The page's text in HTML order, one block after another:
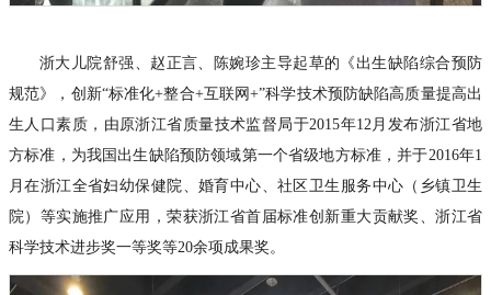
浙大儿院舒强、赵正言、陈婉珍主导起草的《出生缺陷综合预防
规范》，创新“标准化+整合+互联网+”科学技术预防缺陷高质量提高出
生人口素质，由原浙江省质量技术监督局于2015年12月发布浙江省地
方标准，为我国出生缺陷预防领域第一个省级地方标准，并于2016年1
月在浙江全省妇幼保健院、婚育中心、社区卫生服务中心（乡镇卫生
院）等实施推广应用，荣获浙江省首届标准创新重大贡献奖、浙江省
科学技术进步奖一等奖等20余项成果奖。